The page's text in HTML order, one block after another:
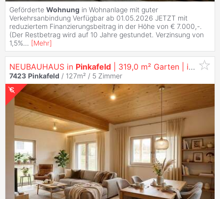
Geförderte Wohnung in Wohnanlage mit guter
Verkehrsanbindung Verfügbar ab 01.05.2026 JETZT mit
reduziertem Finanzierungsbeitrag in der Höhe von € 7.000,-.
(Der Restbetrag wird auf 10 Jahre gestundet. Verzinsung von
1,5%... [Mehr]
NEUBAUHAUS in Pinkafeld | 319,0 m² Garten | inkl. Parkplatz
7423 Pinkafeld / 127m² / 5 Zimmer